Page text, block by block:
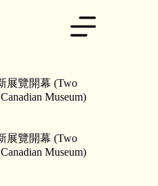
展覽開幕 (Two
Museum)
展覽開幕 (Two
Museum)